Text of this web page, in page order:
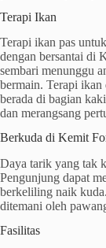
Terapi Ikan
Terapi ikan pas
dengan bersantai di
sembari menunggu
bermain. Terapi
berada di bagian
dan merangsang
Berkuda di Kemit
Daya tarik yang tak
Pengunjung dapat
berkeliling naik
ditemani oleh
Fasilitas